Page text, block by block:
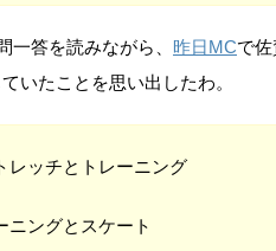
一答を読みながら、 昨日MCで
いたことを思い出したわ。
レッチとトレーニング
ニングとスケート